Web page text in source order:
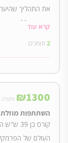
את התהליך שהיער
קרא עוד
2 תומכים
₪1300 ומעלה
השתתפות מוזלת
קורס
העולם של